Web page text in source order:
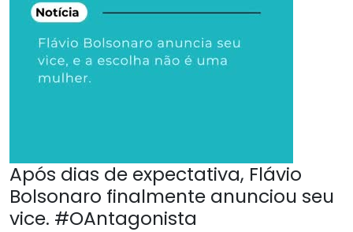
Após dias de expectativa, Flávio
Bolsonaro finalmente anunciou seu
vice. #OAntagonista